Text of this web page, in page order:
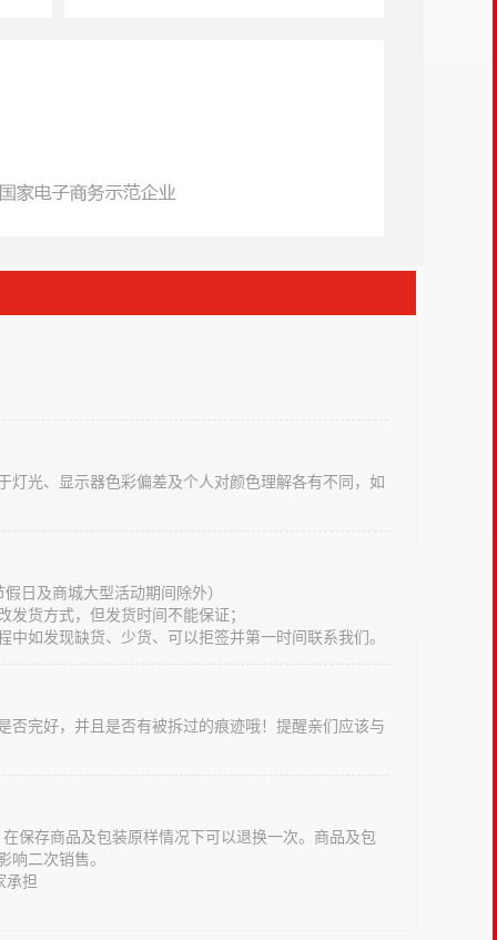
光、显示器色彩偏差及个人对颜色理解各有不同，如
日及商城大型活动期间除外）
货方式，但发货时间不能保证；
如发现缺货、少货、可以拒签并第一时间联系我们。
否完好，并且是否有被拆过的痕迹哦！提醒亲们应该与
保存商品及包装原样情况下可以退换一次。商品及包
响二次销售。
承担